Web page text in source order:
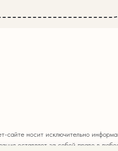
носит исключительно
оставляет за собой право в